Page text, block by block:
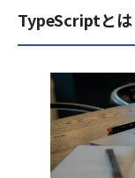
TypeScriptとは